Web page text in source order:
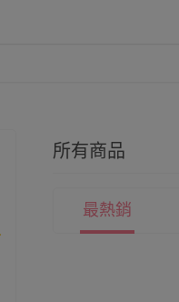
所有商品
最熱銷